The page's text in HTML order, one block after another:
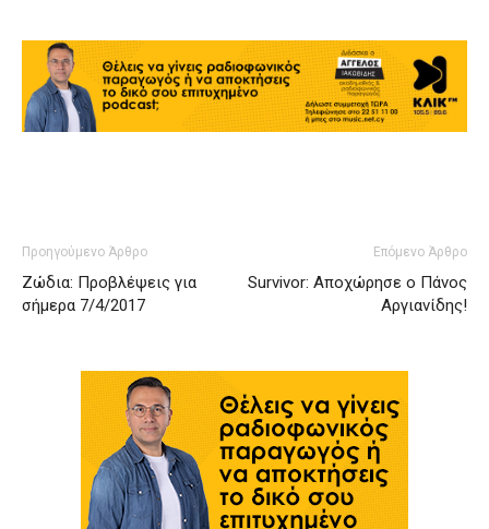
Προηγούμενο Άρθρο
Ζώδια: Προβλέψεις για
σήμερα 7/4/2017
Επόμενο Άρθρο
Survivor: Αποχώρησε ο Πάνος
Αργιανίδης!